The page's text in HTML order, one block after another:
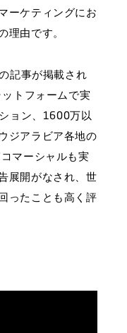
ーケティングにお
理由です。
記事が掲載され
トフォームで実
ョン、1600万以
ジアラビア各地の
マーシャルも実
展開がなされ、世
ったことも高く評